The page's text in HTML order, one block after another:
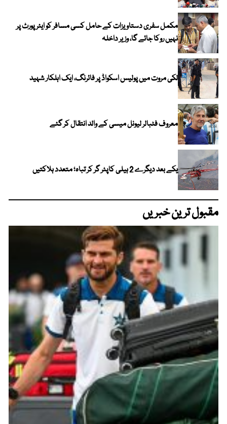
مکمل سفری دستاویزات کے حامل کسی مسافر کو ایئرپورٹ پر
نہیں روکا جائے گا، وزیر داخلہ
لکی مروت میں پولیس اسکواڈ پر فائرنگ، ایک اہلکار شہید
معروف فٹبالر لیونل میسی کے والد انتقال کر گئے
یکے بعد دیگرے 2 ہیلی کاپٹر گر کر تباہ؛ متعدد ہلاکتیں
مقبول ترین خبریں